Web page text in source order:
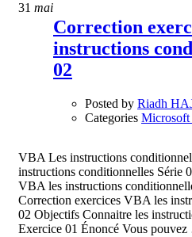
VBA
TRAITEMENTS
CHAINES
31 mai
Correction
instructions
02
Posted by Riadh
Categories Microsoft
VBA Les instructions
instructions conditionnelles Série
VBA les instructions
Correction exercices VBA les
02 Objectifs Connaitre les
Exercice 01 Énoncé Vous